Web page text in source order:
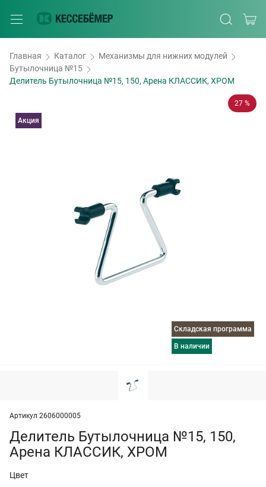
Главная Каталог
Механизмы для нижних модулей
Бутылочница №15
Делитель Бутылочница №15, 150, Арена КЛАССИК, ХРОМ
27 %
Складская программа
в наличии
Акция
Артикул 2606000005
Делитель Бутылочница №15, 150,
Арена КЛАССИК, ХРОМ
Цвет